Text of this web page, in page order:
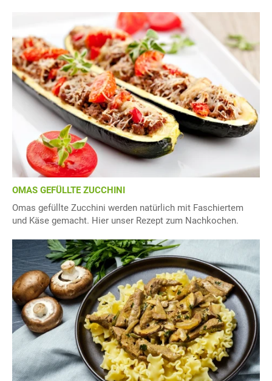
OMAS GEFÜLLTE ZUCCHINI
Omas gefüllte Zucchini werden natürlich mit Faschiertem
und Käse gemacht. Hier unser Rezept zum Nachkochen.